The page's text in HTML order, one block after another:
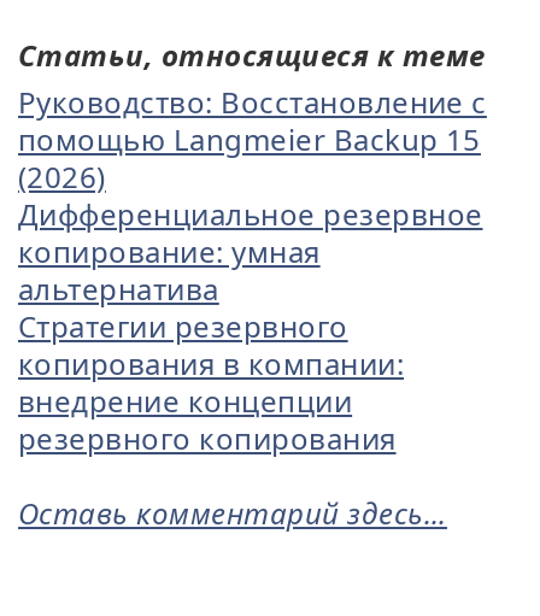
Статьи, относящиеся к теме
Руководство: Восстановление с
помощью Langmeier Backup 15
(2026)
Дифференциальное резервное
копирование: умная
альтернатива
Стратегии резервного
копирования в компании:
внедрение концепции
резервного копирования
Оставь комментарий здесь...